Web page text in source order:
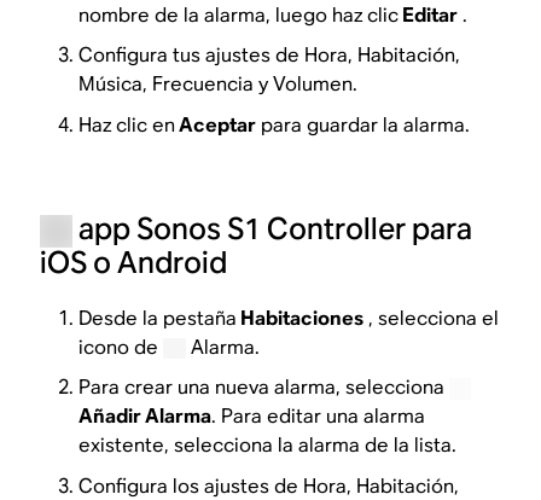
nombre de la alarma, luego haz clicEditar.
Configura tus ajustes de Hora, Habitación,
Música, Frecuencia y Volumen.
Haz clic enAceptar para guardar la alarma.
app Sonos S1 Controller para
iOS o Android
Desde la pestaña Habitaciones , selecciona el
icono de
Alarma.
Para crear una nueva alarma, selecciona
Añadir Alarma. Para editar una alarma
existente, selecciona la alarma de la lista.
Configura los ajustes de Hora, Habitación,